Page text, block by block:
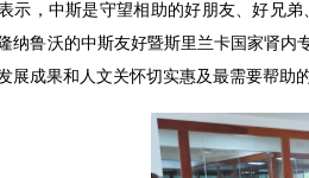
示，中斯是守望相助的好朋友、好兄
纳鲁沃的中斯友好暨斯里兰卡国家肾
展成果和人文关怀切实惠及最需要帮助